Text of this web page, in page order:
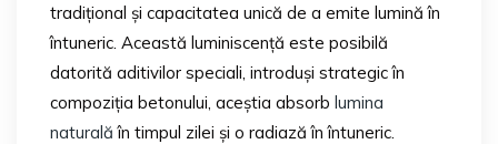
tradițional și capacitatea unică de a emite lumină în
întuneric. Această luminiscență este posibilă
datorită aditivilor speciali, introduși strategic în
compoziția betonului, aceștia absorb lumina
naturală în timpul zilei și o radiază în întuneric.